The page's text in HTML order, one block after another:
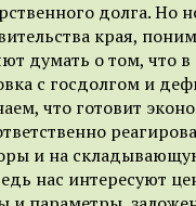
долга. Но
края,
думать о том, что в
с госдолгом и
что готовит
и на
нас интересуют